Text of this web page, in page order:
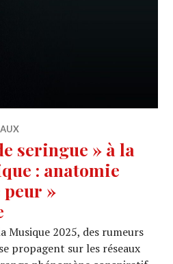
seringue » à la
: anatomie
peur »
Musique 2025, des rumeurs
propagent sur les réseaux